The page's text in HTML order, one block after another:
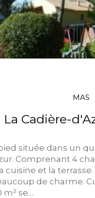
MAS
La Cadière-
située dans un
Comprenant 4
cuisine et la
de charme.
m² se…